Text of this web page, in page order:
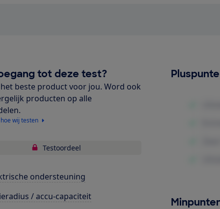
tot deze test?
beste product voor jou. Word ook
producten op alle
wij testen
Testoordeel
ondersteuning
/ accu-capaciteit